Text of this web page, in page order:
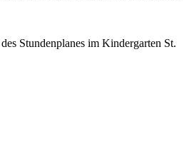
Stundenplanes im Kindergarten St.